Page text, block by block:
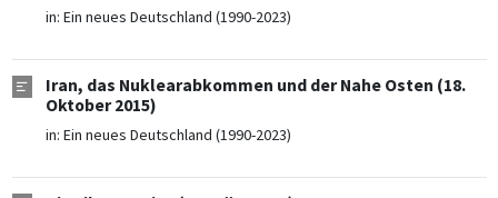
in: Ein neues Deutschland (1990-2023)
Iran, das Nuklearabkommen und der Nahe Osten (18.
Oktober 2015)
in: Ein neues Deutschland (1990-2023)